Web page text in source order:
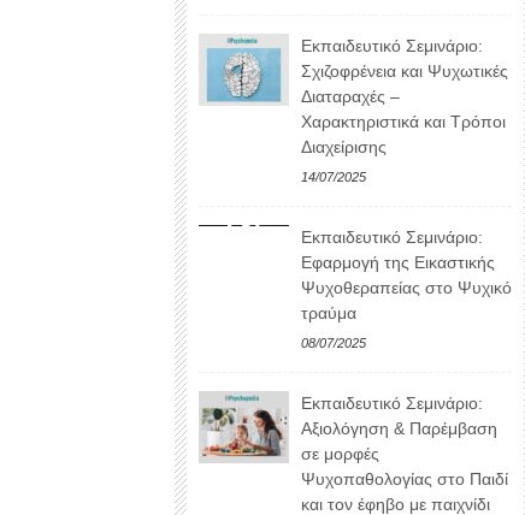
Εκπαιδευτικό Σεμινάριο:
Σχιζοφρένεια και Ψυχωτικές
Διαταραχές –
Χαρακτηριστικά και Τρόποι
Διαχείρισης
14/07/2025
Εκπαιδευτικό Σεμινάριο:
Εφαρμογή της Εικαστικής
Ψυχοθεραπείας στο Ψυχικό
τραύμα
08/07/2025
Εκπαιδευτικό Σεμινάριο:
Αξιολόγηση & Παρέμβαση
σε μορφές
Ψυχοπαθολογίας στο Παιδί
και τον έφηβο με παιχνίδι